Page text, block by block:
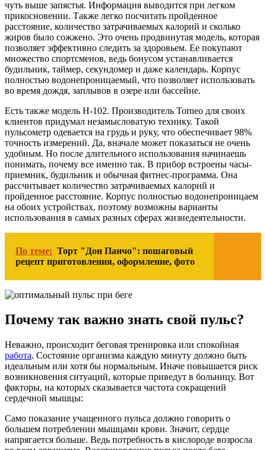
чуть выше запястья. Информация выводится при легком
прикосновении. Также легко посчитать пройденное
расстояние, количество затрачиваемых калорий и сколько
жиров было сожжено. Это очень продвинутая модель, которая
позволяет эффективно следить за здоровьем. Ее покупают
множество спортсменов, ведь бонусом устанавливается
будильник, таймер, секундомер и даже календарь. Корпус
полностью водонепроницаемый, что позволяет использовать
во время дождя, заплывов в озере или бассейне.
Есть также модель H-102. Производитель Torneo для своих
клиентов придумал незамысловатую технику. Такой
пульсометр одевается на грудь и руку, что обеспечивает 98%
точность измерений. Да, вначале может показаться не очень
удобным. Но после длительного использования начинаешь
понимать, почему все именно так. В прибор встроены часы-
приемник, будильник и обычная фитнес-программа. Она
рассчитывает количество затрачиваемых калорий и
пройденное расстояние. Корпус полностью водонепроницаем
на обоих устройствах, поэтому возможны варианты
использования в самых разных сферах жизнедеятельности.
По теме: Торт "Дон Панчо": пошаговый
рецепт приготовления, оформление, фото
Почему так важно знать свой пульс?
Неважно, происходит беговая тренировка или спокойная
работа. Состояние организма каждую минуту должно быть
идеальным или хотя бы нормальным. Иначе повышается риск
возникновения ситуаций, которые приведут в больницу. Вот
факторы, на которых сказывается частота сокращений
сердечной мышцы:
Само показание учащенного пульса должно говорить о
большем потреблении мышцами крови. Значит, сердце
напрягается больше. Ведь потребность в кислороде возросла